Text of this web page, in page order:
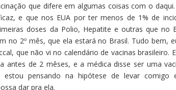
que difere em algumas coisas com o
e que nos EUA por ter menos de 1% de
doses da Polio, Hepatite e outras que no
no 2º mês, que ela estará no Brasil. Tudo bem,
que não vi no calendário de vacinas brasileiro.
antes de 2 mêses, e a médica disse ser uma
pensando na hipótese de levar comigo
dar pra ela.